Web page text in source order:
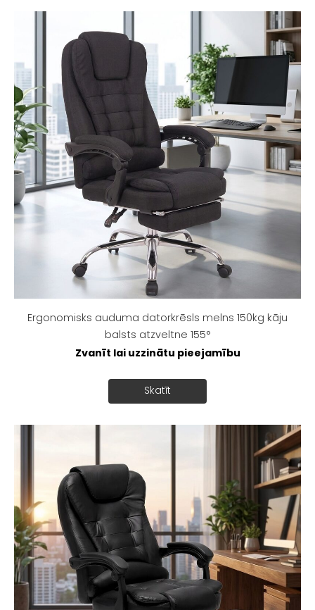
Ergonomisks auduma datorkrēsls melns 150kg kāju
balsts atzveltne 155°
Zvanīt lai uzzinātu pieejamību
Skatīt